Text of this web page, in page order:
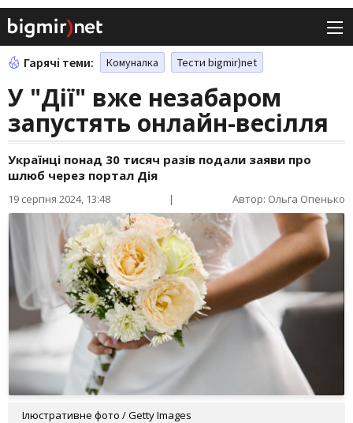
Гарячі теми: Комуналка Тести bigmir)net
У "Дії" вже незабаром
запустять онлайн-весілля
Українці понад 30 тисяч разів подали заяви про
шлюб через портал Дія
19 серпня 2024, 13:48 | Автор: Ольга Опенько
Ілюстративне фото / Getty Images